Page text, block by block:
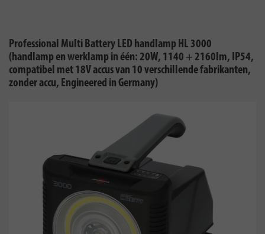
Professional Multi Battery LED handlamp HL 3000
(handlamp en werklamp in één: 20W, 1140 + 2160lm, IP54,
compatibel met 18V accus van 10 verschillende fabrikanten,
zonder accu, Engineered in Germany)